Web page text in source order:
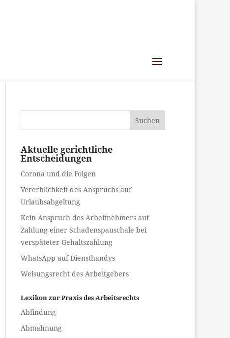
Suchen
Aktuelle gerichtliche
Entscheidungen
Corona und die Folgen
Vererblichkeit des Anspruchs auf
Urlaubsabgeltung
Kein Anspruch des Arbeitnehmers auf
Zahlung einer Schadenspauschale bei
verspäteter Gehaltszahlung
WhatsApp auf Diensthandys
Weisungsrecht des Arbeitgebers
Lexikon zur Praxis des Arbeitsrechts
Abfindung
Abmahnung